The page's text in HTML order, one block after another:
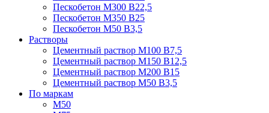
Пескобетон М300 В22,5
Пескобетон М350 В25
Пескобетон М50 В3,5
Растворы
Цементный раствор М100 В7,5
Цементный раствор М150 В12,5
Цементный раствор М200 В15
Цементный раствор М50 В3,5
По маркам
М50